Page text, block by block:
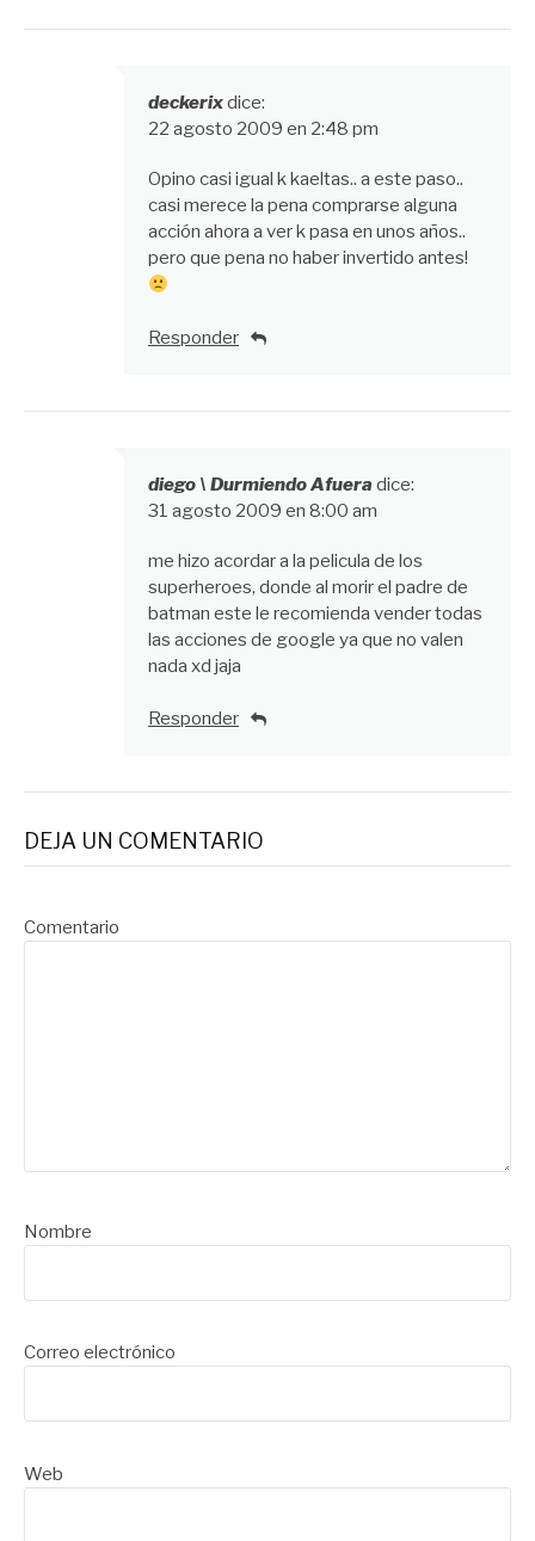
deckerixdice:
22 agosto 2009 en 2:48 pm
Opino casi igual k kaeltas.. a este paso..
casi merece la pena comprarse alguna
acción ahora a ver k pasa en unos años..
pero que pena no haber invertido antes!
Responder
diego \ Durmiendo Afuera dice:
31 agosto 2009 en 8:00 am
me hizo acordar a la pelicula de los
superheroes, donde al morir el padre de
batman este le recomienda vender todas
las acciones de google ya que no valen
nada xd jaja
Responder
DEJA UN COMENTARIO
Comentario
Nombre
Correo electrónico
Web